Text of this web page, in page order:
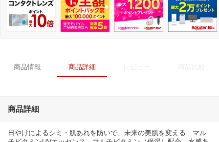
商品情報 商品詳細
商品詳細
日やけによるシミ・肌あれを防いで、未来の美肌を変える マル